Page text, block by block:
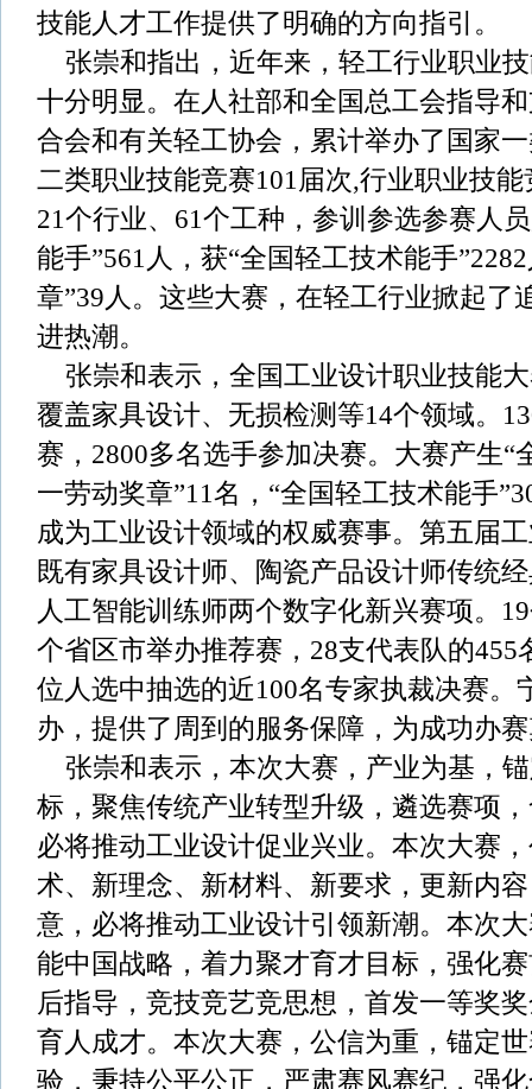
技能人才工作提供了明确的方向指引。
张崇和指出，近年来，轻工行业职业
十分明显。在人社部和全国总工会指导
合会和有关轻工协会，累计举办了国家
二类职业技能竞赛101届次,行业职业技
21个行业、61个工种，参训参选参赛人
能手”561人，获“全国轻工技术能手
章”39人。这些大赛，在轻工行业掀起了
进热潮。
张崇和表示，全国工业设计职业技能
覆盖家具设计、无损检测等14个领域。
赛，2800多名选手参加决赛。大赛产生“
一劳动奖章”11名，“全国轻工技术能手
成为工业设计领域的权威赛事。第五届
既有家具设计师、陶瓷产品设计师传统
人工智能训练师两个数字化新兴赛项。
个省区市举办推荐赛，28支代表队的455
位人选中抽选的近100名专家执裁决赛。
办，提供了周到的服务保障，为成功办
张崇和表示，本次大赛，产业为基，
标，聚焦传统产业转型升级，遴选赛项
必将推动工业设计促业兴业。本次大赛
术、新理念、新材料、新要求，更新内
意，必将推动工业设计引领新潮。本次
能中国战略，着力聚才育才目标，强化
后指导，竞技竞艺竞思想，首发一等奖
育人成才。本次大赛，公信为重，锚定
验，秉持公平公正，严肃赛风赛纪，强